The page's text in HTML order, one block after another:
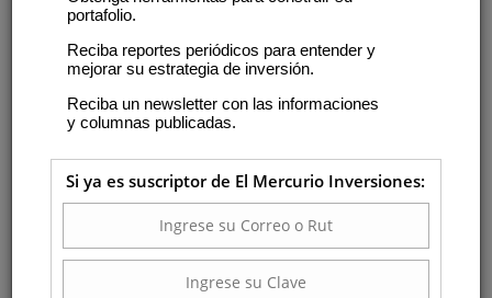
portafolio.
Reciba reportes periódicos para entender y
mejorar su estrategia de inversión.
Reciba un newsletter con las informaciones
y columnas publicadas.
Si ya es suscriptor de El Mercurio Inversiones: